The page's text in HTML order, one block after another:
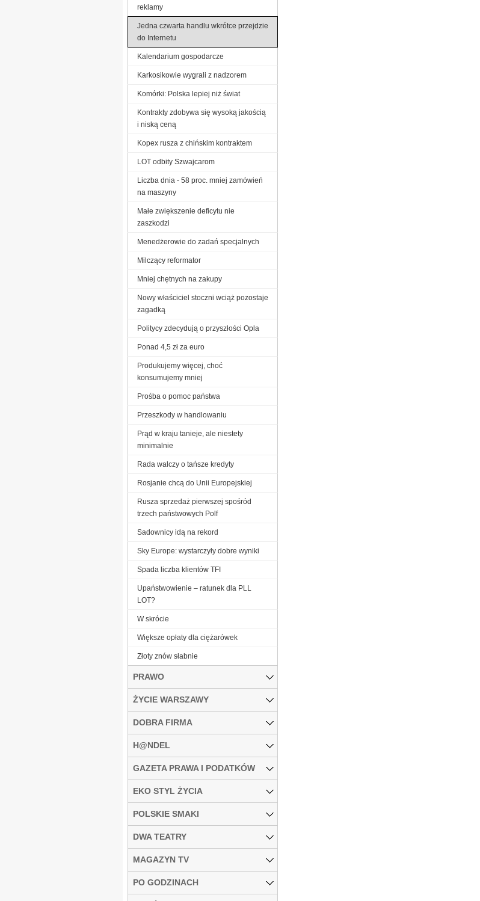
reklamy
Jedna czwarta handlu wkrótce przejdzie
do Internetu
Kalendarium gospodarcze
Karkosikowie wygrali z nadzorem
Komórki: Polska lepiej niż świat
Kontrakty zdobywa się wysoką jakością
i niską ceną
Kopex rusza z chińskim kontraktem
LOT odbity Szwajcarom
Liczba dnia - 58 proc. mniej zamówień
na maszyny
Małe zwiększenie deficytu nie
zaszkodzi
Menedżerowie do zadań specjalnych
Milczący reformator
Mniej chętnych na zakupy
Nowy właściciel stoczni wciąż pozostaje
zagadką
Politycy zdecydują o przyszłości Opla
Ponad 4,5 zł za euro
Produkujemy więcej, choć
konsumujemy mniej
Prośba o pomoc państwa
Przeszkody w handlowaniu
Prąd w kraju tanieje, ale niestety
minimalnie
Rada walczy o tańsze kredyty
Rosjanie chcą do Unii Europejskiej
Rusza sprzedaż pierwszej spośród
trzech państwowych Polf
Sadownicy idą na rekord
Sky Europe: wystarczyły dobre wyniki
Spada liczba klientów TFI
Upaństwowienie – ratunek dla PLL
LOT?
W skrócie
Większe opłaty dla ciężarówek
Złoty znów słabnie
PRAWO
ŻYCIE WARSZAWY
DOBRA FIRMA
H@NDEL
GAZETA PRAWA I PODATKÓW
EKO STYL ŻYCIA
POLSKIE SMAKI
DWA TEATRY
MAGAZYN TV
PO GODZINACH